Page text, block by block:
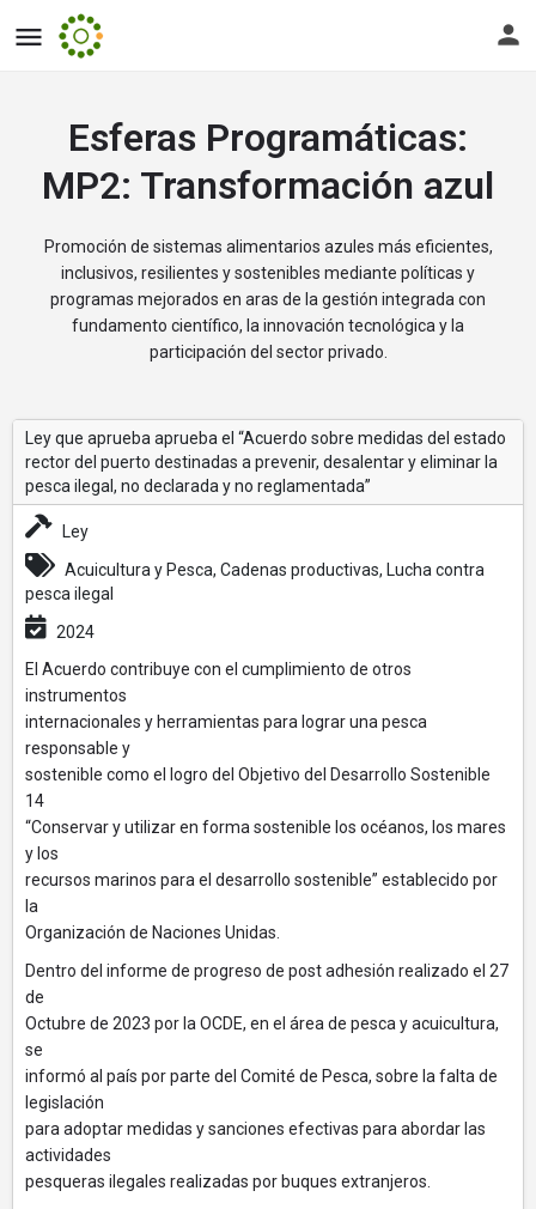
Esferas Programáticas:
MP2: Transformación azul
Promoción de sistemas alimentarios azules más eficientes,
inclusivos, resilientes y sostenibles mediante políticas y
programas mejorados en aras de la gestión integrada con
fundamento científico, la innovación tecnológica y la
participación del sector privado.
Ley que aprueba aprueba el “Acuerdo sobre medidas del estado
rector del puerto destinadas a prevenir, desalentar y eliminar la
pesca ilegal, no declarada y no reglamentada”
Ley
Acuicultura y Pesca, Cadenas productivas, Lucha contra
pesca ilegal
2024
El Acuerdo contribuye con el cumplimiento de otros
instrumentos
internacionales y herramientas para lograr una pesca
responsable y
sostenible como el logro del Objetivo del Desarrollo Sostenible
14
“Conservar y utilizar en forma sostenible los océanos, los mares
y los
recursos marinos para el desarrollo sostenible” establecido por
la
Organización de Naciones Unidas.
Dentro del informe de progreso de post adhesión realizado el 27
de
Octubre de 2023 por la OCDE, en el área de pesca y acuicultura,
se
informó al país por parte del Comité de Pesca, sobre la falta de
legislación
para adoptar medidas y sanciones efectivas para abordar las
actividades
pesqueras ilegales realizadas por buques extranjeros.